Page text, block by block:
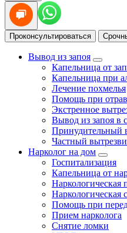
Проконсультироваться
Вывод из запоя
Капельница от
Капельница при
Лечение похмелья
Помощь при
Экстренное
Вывод из запоя в
Принудительный
Частный
Нарколог на дом
Госпитализация
Капельница от
Наркологическая
Наркологическая
Помощь при
Прием нарколога
Снятие ломки